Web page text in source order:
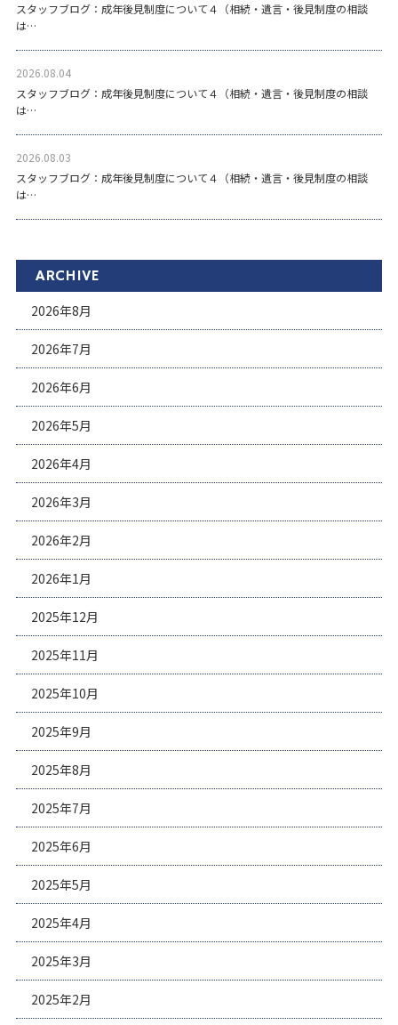
スタッフブログ：成年後見制度について４（相続・遺言・後見制度の相談
は…
2026.08.04
スタッフブログ：成年後見制度について４（相続・遺言・後見制度の相談
は…
2026.08.03
スタッフブログ：成年後見制度について４（相続・遺言・後見制度の相談
は…
ARCHIVE
2026年8月
2026年7月
2026年6月
2026年5月
2026年4月
2026年3月
2026年2月
2026年1月
2025年12月
2025年11月
2025年10月
2025年9月
2025年8月
2025年7月
2025年6月
2025年5月
2025年4月
2025年3月
2025年2月